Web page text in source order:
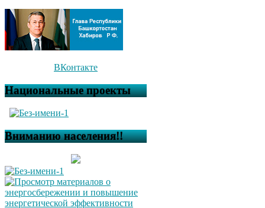
ВКонтакте
Национальные проекты
Вниманию населения!!